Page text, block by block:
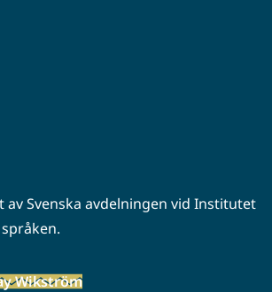
av Svenska avdelningen vid Institutet
Wikström